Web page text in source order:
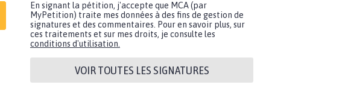
En signant la pétition, j'accepte que MCA (par
MyPetition) traite mes données à des fins de gestion de
signatures et des commentaires. Pour en savoir plus, sur
ces traitements et sur mes droits, je consulte les
conditions d'utilisation.
VOIR TOUTES LES SIGNATURES